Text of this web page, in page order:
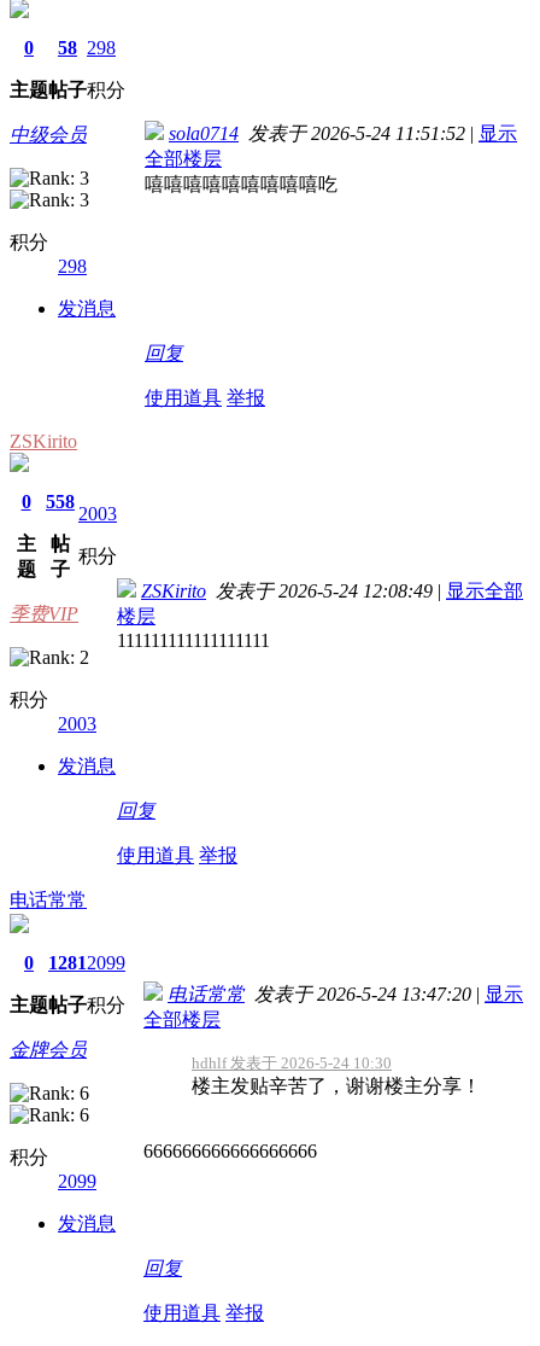
0
主题
58
帖子
298
积分
中级会员
积分
298
发消息
sola0714 发表于 2026-5-24 11:51:52 | 显示
全部楼层
嘻嘻嘻嘻嘻嘻嘻嘻嘻吃
回复
使用道具 举报
ZSKirito
0
主
题
558
帖
子
2003
积分
季费VIP
积分
2003
发消息
ZSKirito 发表于 2026-5-24 12:08:49 | 显示全部
楼层
111111111111111111
回复
使用道具 举报
电话常常
0
主题
1281
帖子
2099
积分
金牌会员
积分
2099
发消息
电话常常发表于 2026-5-24 13:47:20 | 显示
全部楼层
hdhlf 发表于 2026-5-24 10:30
楼主发贴辛苦了，谢谢楼主分享！
666666666666666666
回复
使用道具 举报